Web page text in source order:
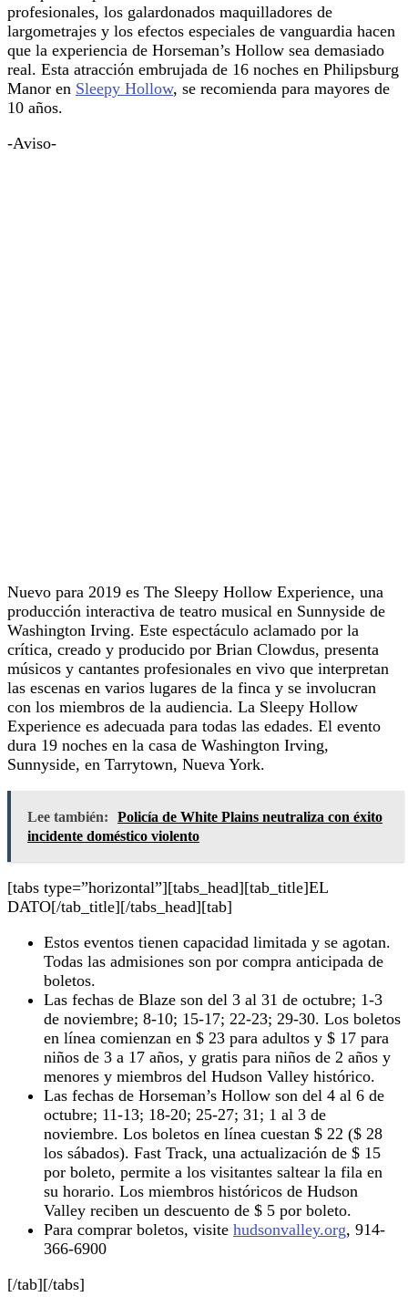
profesionales, los galardonados maquilladores de
largometrajes y los efectos especiales de vanguardia hacen
que la experiencia de Horseman’s Hollow sea demasiado
real. Esta atracción embrujada de 16 noches en Philipsburg
Manor en Sleepy Hollow, se recomienda para mayores de
10 años.
-Aviso-
Nuevo para 2019 es The Sleepy Hollow Experience, una
producción interactiva de teatro musical en Sunnyside de
Washington Irving. Este espectáculo aclamado por la
crítica, creado y producido por Brian Clowdus, presenta
músicos y cantantes profesionales en vivo que interpretan
las escenas en varios lugares de la finca y se involucran
con los miembros de la audiencia. La Sleepy Hollow
Experience es adecuada para todas las edades. El evento
dura 19 noches en la casa de Washington Irving,
Sunnyside, en Tarrytown, Nueva York.
Lee también:
Policía de White Plains neutraliza con éxito
incidente doméstico violento
[tabs type=”horizontal”][tabs_head][tab_title]EL
DATO[/tab_title][/tabs_head][tab]
Estos eventos tienen capacidad limitada y se agotan.
Todas las admisiones son por compra anticipada de
boletos.
Las fechas de Blaze son del 3 al 31 de octubre; 1-3
de noviembre; 8-10; 15-17; 22-23; 29-30. Los boletos
en línea comienzan en $ 23 para adultos y $ 17 para
niños de 3 a 17 años, y gratis para niños de 2 años y
menores y miembros del Hudson Valley histórico.
Las fechas de Horseman’s Hollow son del 4 al 6 de
octubre; 11-13; 18-20; 25-27; 31; 1 al 3 de
noviembre. Los boletos en línea cuestan $ 22 ($ 28
los sábados). Fast Track, una actualización de $ 15
por boleto, permite a los visitantes saltear la fila en
su horario. Los miembros históricos de Hudson
Valley reciben un descuento de $ 5 por boleto.
Para comprar boletos, visite hudsonvalley.org, 914-
366-6900
[/tab][/tabs]